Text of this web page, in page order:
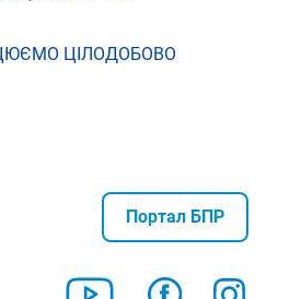
ЦІЛОДОБОВО
Портал БПР